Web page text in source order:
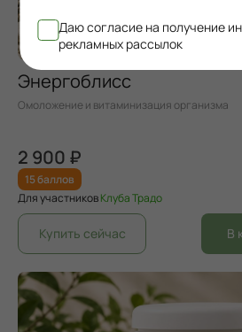
Энергоблисс
Омоложение и витаминизация организма
2 900 ₽
15 баллов
Для участниковКлуба Традо
Даю согласие на получение
рекламных рассылок